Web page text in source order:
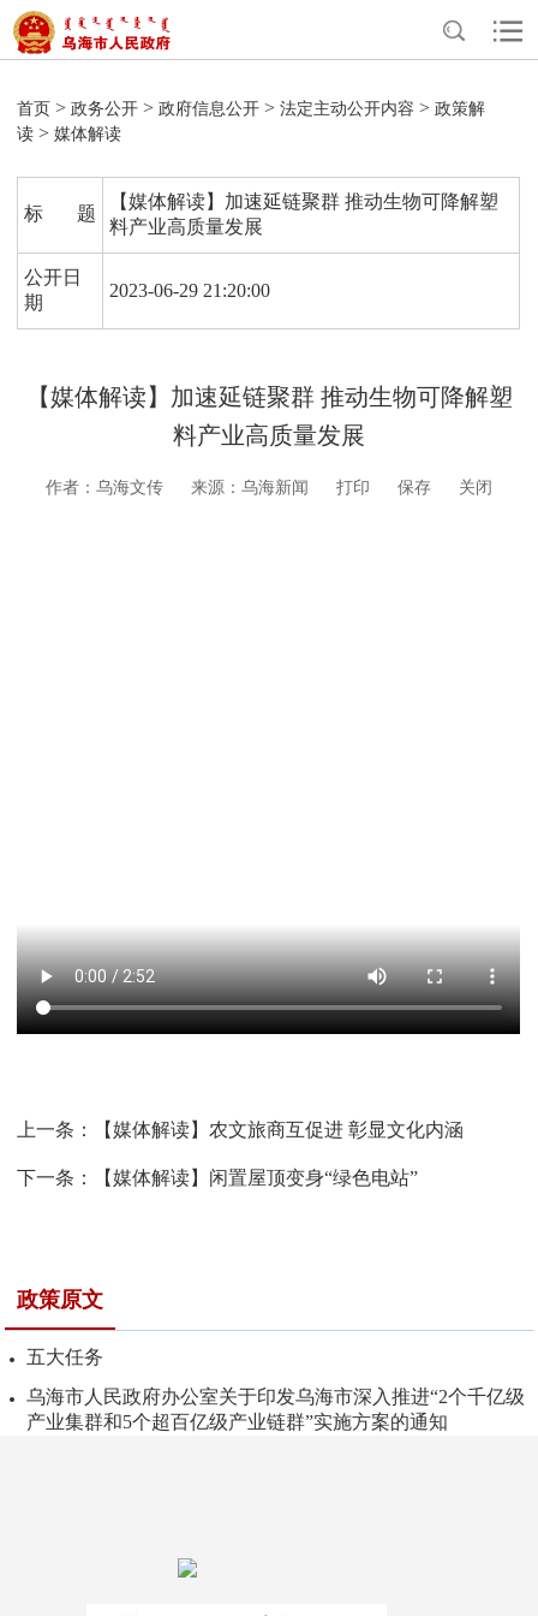
首页 >政务公开 >政府信息公开 >法定主动公开内容 >政策解
读 >媒体解读
标 题
【媒体解读】加速延链聚群 推动生物可降解塑
料产业高质量发展
公开日
期
2023-06-29 21:20:00
【媒体解读】加速延链聚群 推动生物可降解塑
料产业高质量发展
作者：乌海文传 来源：乌海新闻 打印 保存 关闭
上一条： 【媒体解读】农文旅商互促进 彰显文化内涵
下一条： 【媒体解读】闲置屋顶变身“绿色电站”
政策原文
五大任务
乌海市人民政府办公室关于印发乌海市深入推进“2个千亿级
产业集群和5个超百亿级产业链群”实施方案的通知